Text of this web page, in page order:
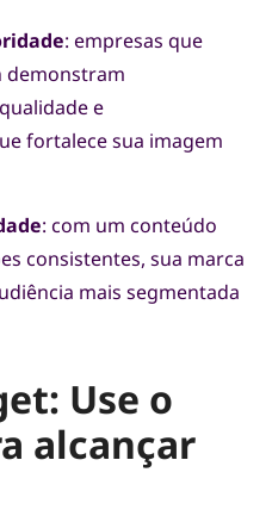
: empresas que
demonstram
e
fortalece sua imagem
: com um conteúdo
consistentes, sua marca
mais segmentada
Use o
alcançar